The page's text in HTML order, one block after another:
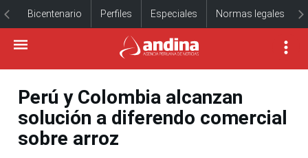
Bicentenario Perfiles Especiales Normas legales
Perú y Colombia alcanzan
solución a diferendo comercial
sobre arroz